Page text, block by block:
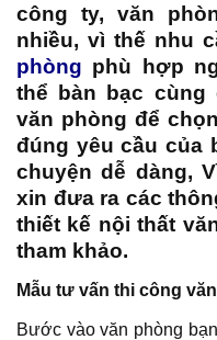
công ty, văn
nhiều, vì thế nhu
phòng phù hợp
thể bàn bạc
văn phòng để
đúng yêu cầu của
chuyện dễ dàng,
xin đưa ra các
thiết kế nội thất
tham khảo.
Mẫu tư vấn thi công
Bước vào văn phòng